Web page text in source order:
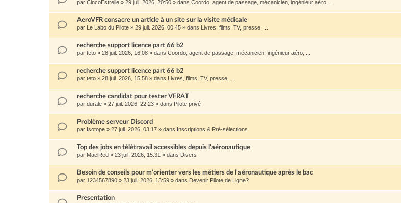
par CincoEstrelle » 29 juil. 2026, 20:50 » dans Coordo, agent de passage, mécanicien, ingénieur aéro, ...
AeroVFR consacre un article à un site sur la visite médicale
par Le Labo du Pilote » 29 juil. 2026, 00:45 » dans Livres, films, TV, presse, ...
recherche support licence part 66 b2
par teto » 28 juil. 2026, 16:08 » dans Coordo, agent de passage, mécanicien, ingénieur aéro, ...
recherche support licence part 66 b2
par teto » 28 juil. 2026, 15:58 » dans Livres, films, TV, presse, ...
recherche candidat pour tester VFRAT
par durale » 27 juil. 2026, 22:23 » dans Pilote privé
Problème serveur Discord
par Isotope » 27 juil. 2026, 03:17 » dans Inscriptions & Pré-sélections
Top des jobs en télétravail accessibles depuis l'aéronautique
par MaelRed » 23 juil. 2026, 15:31 » dans Divers
Besoin de conseils pour m'orienter vers les métiers de l'aéronautique après le bac
par 1234567890 » 23 juil. 2026, 13:59 » dans Devenir Pilote de Ligne?
Presentation